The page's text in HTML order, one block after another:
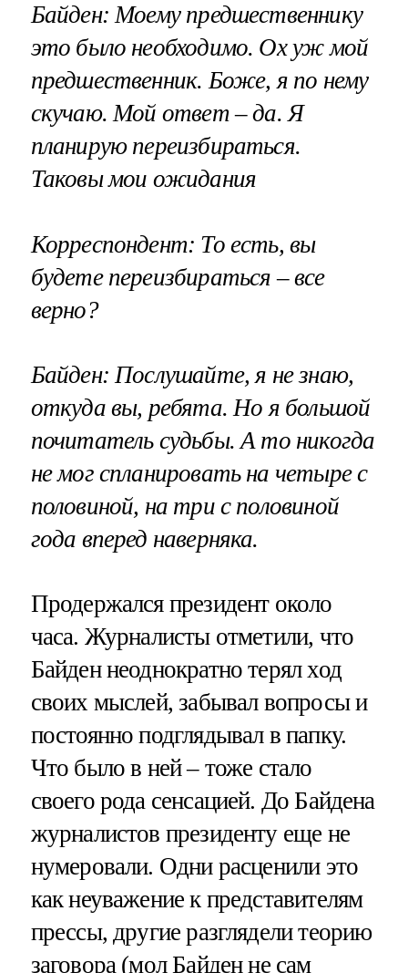
Байден: Моему предшественнику
это было необходимо. Ох уж мой
предшественник. Боже, я по нему
скучаю. Мой ответ – да. Я
планирую переизбираться.
Таковы мои ожидания
Корреспондент: То есть, вы
будете переизбираться – все
верно?
Байден: Послушайте, я не знаю,
откуда вы, ребята. Но я большой
почитатель судьбы. А то никогда
не мог спланировать на четыре с
половиной, на три с половиной
года вперед наверняка.
Продержался президент около
часа. Журналисты отметили, что
Байден неоднократно терял ход
своих мыслей, забывал вопросы и
постоянно подглядывал в папку.
Что было в ней – тоже стало
своего рода сенсацией. До Байдена
журналистов президенту еще не
нумеровали. Одни расценили это
как неуважение к представителям
прессы, другие разглядели теорию
заговора (мол Байден не сам